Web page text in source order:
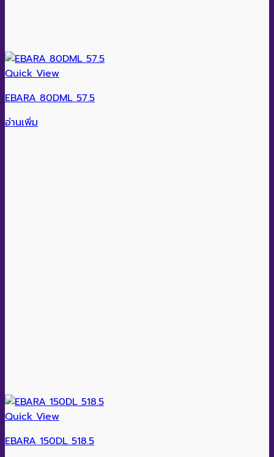
Quick View
EBARA 80DML 57.5
อ่านเพิ่ม
Quick View
EBARA 150DL 518.5